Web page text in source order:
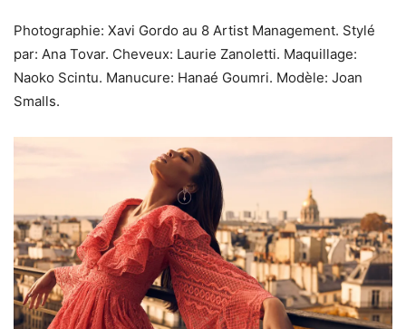
Photographie: Xavi Gordo au 8 Artist Management. Stylé
par: Ana Tovar. Cheveux: Laurie Zanoletti. Maquillage:
Naoko Scintu. Manucure: Hanaé Goumri. Modèle: Joan
Smalls.